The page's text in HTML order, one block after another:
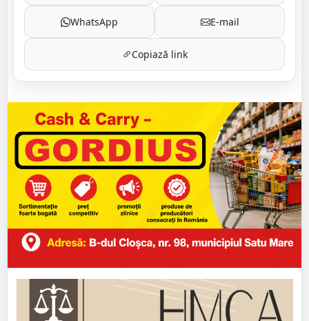
WhatsApp E-mail
Copiază link